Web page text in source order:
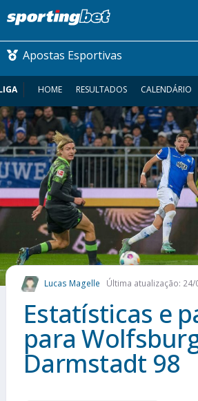
Apostas Esportivas
CONMEBOL LIBERTADORES
FUTEBOL NACIONAL
FUTEBOL INTERNACIONAL
COMO APOSTAR
MAIS ESPORTES
HOME RESULTADOS CALENDÁRIO
Lucas Magelle Última atualização: 24/
Estatísticas e
para
Darmstadt 98